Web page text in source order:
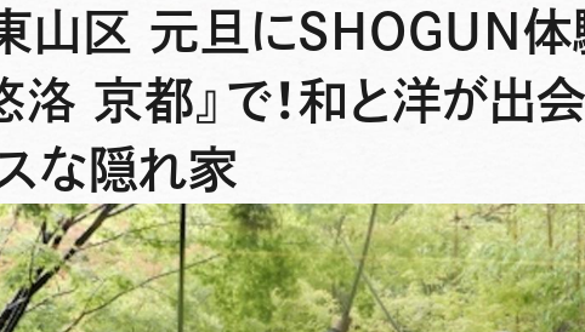
東山区 元旦にSHOGUN体
洛 京都』で！和と洋が出
な隠れ家